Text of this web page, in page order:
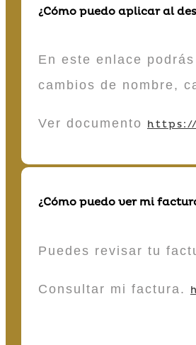
¿Cómo puedo aplicar al
En este enlace
cambios de nombre,
Ver documento
¿Cómo puedo ver mi
Puedes revisar tu
Consultar mi factura.